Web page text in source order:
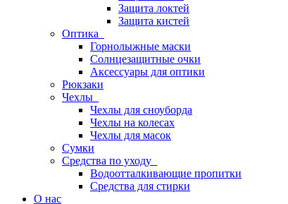
Защита локтей
Защита кистей
Оптика
Горнолыжные маски
Солнцезащитные очки
Аксессуары для оптики
Рюкзаки
Чехлы
Чехлы для сноуборда
Чехлы на колесах
Чехлы для масок
Сумки
Средства по уходу
Водоотталкивающие пропитки
Средства для стирки
О нас